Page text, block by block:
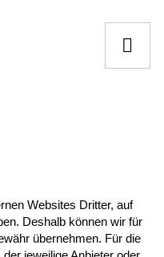
Websites Dritter, auf
Deshalb können wir für
übernehmen. Für die